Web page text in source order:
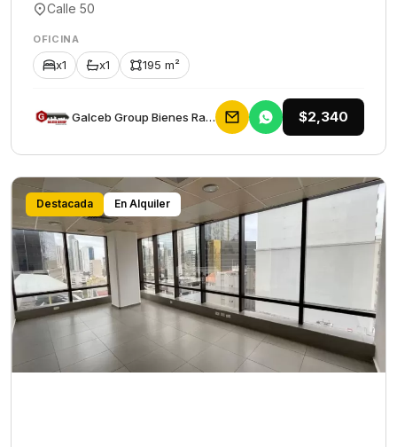
Calle 50
OFICINA
x1 x1 195 m²
Galceb Group Bienes Raices $2,340
Destacada En Alquiler